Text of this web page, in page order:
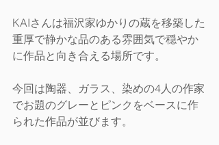
KAIさんは福沢家ゆかりの蔵を移築した
重厚で静かな品のある雰囲気で穏やか
に作品と向き合える場所です。
今回は陶器、ガラス、染めの4人の作家
でお題のグレーとピンクをベースに作
られた作品が並びます。